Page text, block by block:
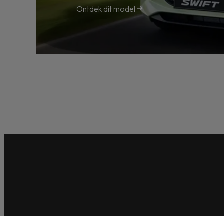
Ontdek dit model